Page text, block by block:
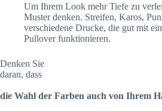
Um Ihrem Look mehr Tiefe zu
Muster denken. Streifen, Karos,
verschiedene Drucke, die gut mit
Pullover funktionieren.
Denken Sie
daran, dass
die Wahl der Farben auch von Ihrem